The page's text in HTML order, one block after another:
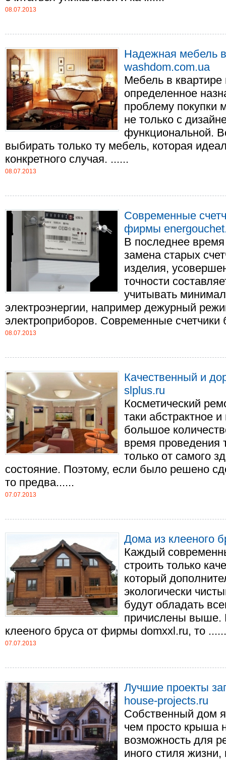
08.07.2013
Надежная мебель
washdom.com.ua
Мебель в квартире
определенное
проблему покупки
не только с
функциональной.
выбирать только ту мебель, которая
конкретного случая. ......
08.07.2013
Современные
фирмы
В последнее
замена старых
изделия,
точности
учитывать
электроэнергии, например дежурный
электроприборов. Современные счетчики
08.07.2013
Качественный и
slplus.ru
Косметический
таки абстрактное
большое
время проведения
только от самого
состояние. Поэтому, если было решено
то предва......
07.07.2013
Дома из клееного
Каждый
строить только
который
экологически
будут обладать
причислены выше.
клееного бруса от фирмы domxxl.ru, то ......
07.07.2013
Лучшие проекты
house-projects.ru
Собственный дом
чем просто крыша
возможность для
иного стиля